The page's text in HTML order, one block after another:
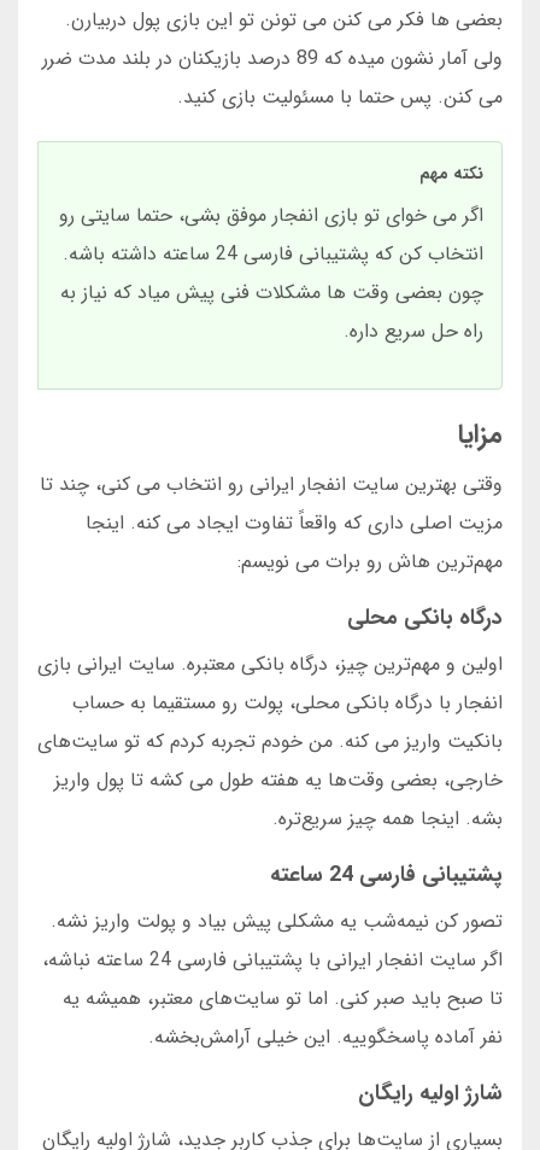
بعضی ها فکر می کنن می تونن تو این بازی پول دربیارن.
ولی آمار نشون میده که 89 درصد بازیکنان در بلند مدت ضرر
می کنن. پس حتما با مسئولیت بازی کنید.
نکته مهم
اگر می خوای تو بازی انفجار موفق بشی، حتما سایتی رو
انتخاب کن که پشتیبانی فارسی 24 ساعته داشته باشه.
چون بعضی وقت ها مشکلات فنی پیش میاد که نیاز به
راه حل سریع داره.
مزایا
وقتی بهترین سایت انفجار ایرانی رو انتخاب می کنی، چند تا
مزیت اصلی داری که واقعاً تفاوت ایجاد می کنه. اینجا
مهم‌ترین هاش رو برات می نویسم:
درگاه بانکی محلی
اولین و مهم‌ترین چیز، درگاه بانکی معتبره. سایت ایرانی بازی
انفجار با درگاه بانکی محلی، پولت رو مستقیما به حساب
بانکیت واریز می کنه. من خودم تجربه کردم که تو سایت‌های
خارجی، بعضی وقت‌ها یه هفته طول می کشه تا پول واریز
بشه. اینجا همه چیز سریع‌تره.
پشتیبانی فارسی 24 ساعته
تصور کن نیمه‌شب یه مشکلی پیش بیاد و پولت واریز نشه.
اگر سایت انفجار ایرانی با پشتیبانی فارسی 24 ساعته نباشه،
تا صبح باید صبر کنی. اما تو سایت‌های معتبر، همیشه یه
نفر آماده پاسخگوییه. این خیلی آرامش‌بخشه.
شارژ اولیه رایگان
بسیاری از سایت‌ها برای جذب کاربر جدید، شارژ اولیه رایگان